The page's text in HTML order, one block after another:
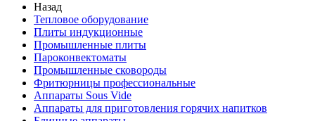
Назад
Тепловое оборудование
Плиты индукционные
Промышленные плиты
Пароконвектоматы
Промышленные сковороды
Фритюрницы профессиональные
Аппараты Sous Vide
Аппараты для приготовления горячих напитков